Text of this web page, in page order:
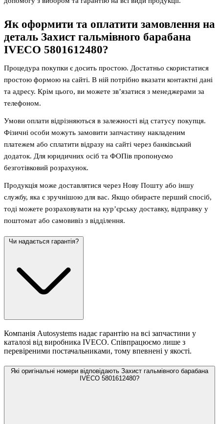
Як оформити та оплатити замовлення на
деталь Захист гальмівного барабана
IVECO 5801612480?
Процедура покупки є досить простою. Достатньо скористатися
простою формою на сайті. В ній потрібно вказати контактні дані
та адресу. Крім цього, ви можете зв’язатися з менеджерами за
телефоном.
Умови оплати відрізняються в залежності від статусу покупця.
Фізичні особи можуть замовити запчастину накладеним
платежем або сплатити відразу на сайті через банківський
додаток. Для юридичних осіб та ФОПів пропонуємо
безготівковий розрахунок.
Продукція може доставлятися через Нову Пошту або іншу
службу, яка є зручнішою для вас. Якщо обираєте перший спосіб,
тоді можете розраховувати на кур’єрську доставку, відправку у
поштомат або самовивіз з відділення.
Чи надається гарантія?
Компанія Autosystems надає гарантію на всі запчастини у
каталозі від виробника IVECO. Співпрацюємо лише з
перевіреними постачальниками, тому впевнені у якості.
Які оригінальні номери відповідають Захист гальмівного барабана
IVECO 5801612480?